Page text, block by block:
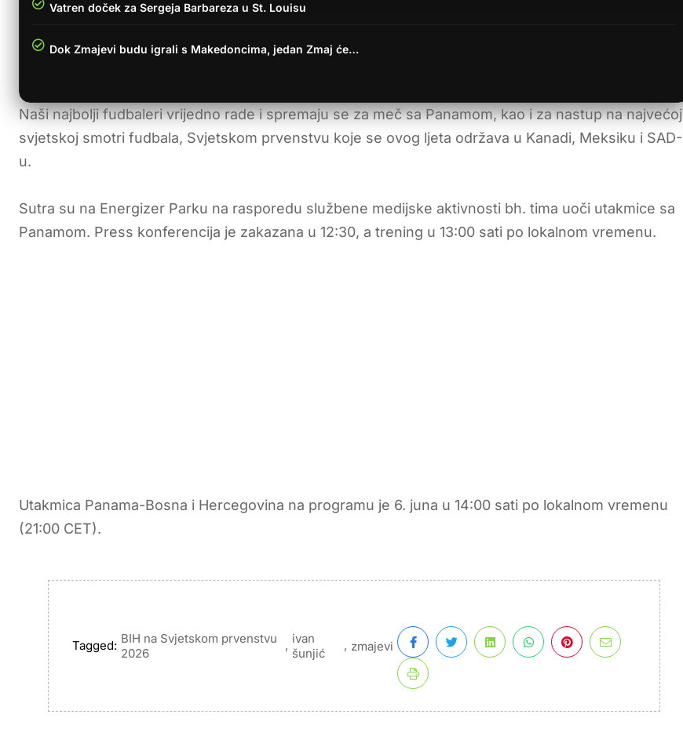
Vatren doček za Sergeja Barbareza u St. Louisu
Dok Zmajevi budu igrali s Makedoncima, jedan Zmaj će…
Naši najbolji fudbaleri vrijedno rade i spremaju se za meč sa Panamom, kao i za nastup na najvećoj
svjetskoj smotri fudbala, Svjetskom prvenstvu koje se ovog ljeta održava u Kanadi, Meksiku i SAD-
u.
Sutra su na Energizer Parku na rasporedu službene medijske aktivnosti bh. tima uoči utakmice sa
Panamom. Press konferencija je zakazana u 12:30, a trening u 13:00 sati po lokalnom vremenu.
Utakmica Panama-Bosna i Hercegovina na programu je 6. juna u 14:00 sati po lokalnom vremenu
(21:00 CET).
Tagged: BIH na Svjetskom prvenstvu
2026
, ivan
šunjić
, zmajevi